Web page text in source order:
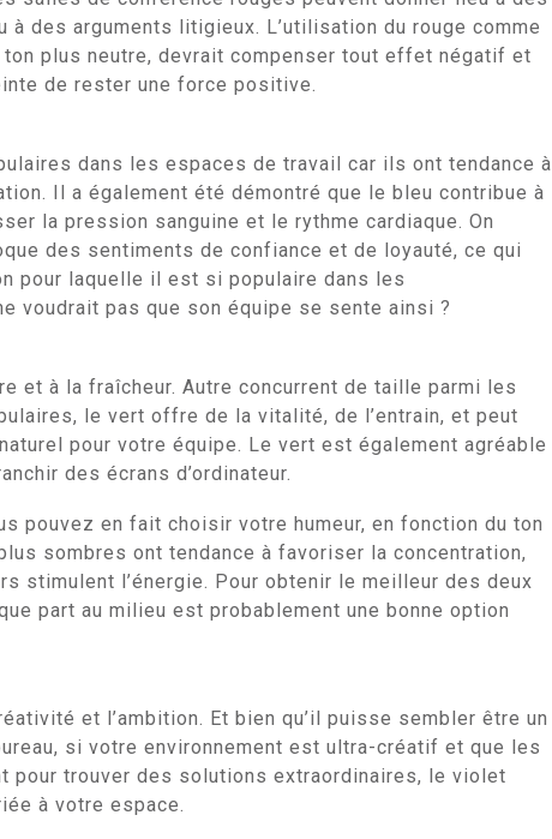
des arguments litigieux. L’utilisation du rouge comme
ton plus neutre, devrait compenser tout effet négatif et
de rester une force positive.
dans les espaces de travail car ils ont tendance à
Il a également été démontré que le bleu contribue à
la pression sanguine et le rythme cardiaque. On
des sentiments de confiance et de loyauté, ce qui
pour laquelle il est si populaire dans les
voudrait pas que son équipe se sente ainsi ?
et à la fraîcheur. Autre concurrent de taille parmi les
le vert offre de la vitalité, de l’entrain, et peut
pour votre équipe. Le vert est également agréable
des écrans d’ordinateur.
pouvez en fait choisir votre humeur, en fonction du ton
sombres ont tendance à favoriser la concentration,
stimulent l’énergie. Pour obtenir le meilleur des deux
part au milieu est probablement une bonne option
et l’ambition. Et bien qu’il puisse sembler être un
si votre environnement est ultra-créatif et que les
pour trouver des solutions extraordinaires, le violet
à votre espace.